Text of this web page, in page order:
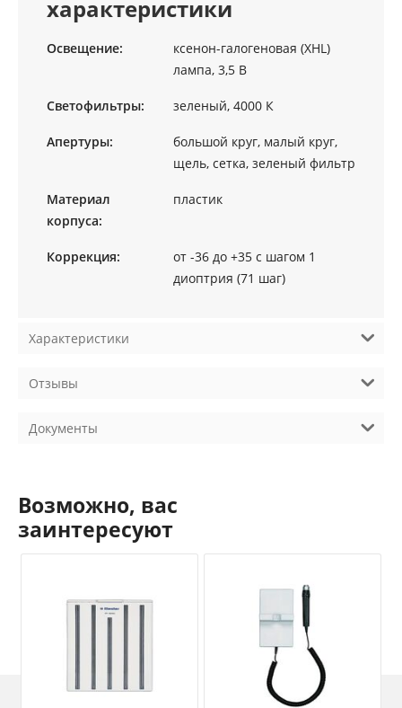
характеристики
Освещение:
ксенон-галогеновая (XHL)
лампа, 3,5 В
Светофильтры: зеленый, 4000 К
Апертуры:
большой круг, малый круг,
щель, сетка, зеленый фильтр
Материал
корпуса:
пластик
Коррекция:
от -36 до +35 с шагом 1
диоптрия (71 шаг)
Характеристики
Отзывы
Документы
Возможно, вас
заинтересуют